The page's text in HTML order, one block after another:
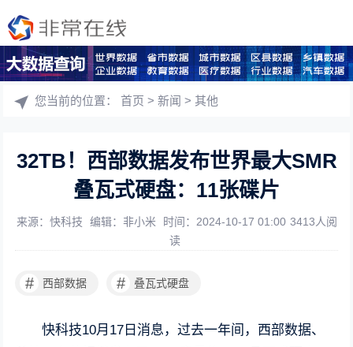
您当前的位置：首页 >新闻 >其他
32TB！西部数据发布世界最大SMR
叠瓦式硬盘：11张碟片
来源：快科技 编辑：非小米 时间：2024-10-17 01:00 3413人阅
读
# 西部数据 # 叠瓦式硬盘
快科技10月17日消息，过去一年间， 西部数据、